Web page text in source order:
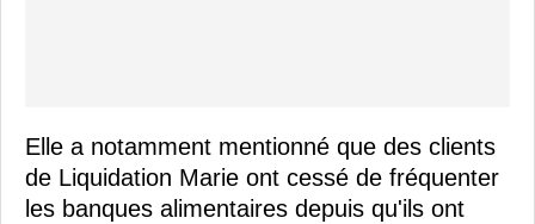
Elle a notamment mentionné que des clients
de Liquidation Marie ont cessé de fréquenter
les banques alimentaires depuis qu'ils ont